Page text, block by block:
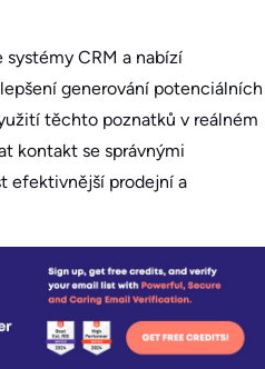
CRM a nabízí
generování potenciálních
těchto poznatků v reálném
kontakt se správnými
efektivnější prodejní a